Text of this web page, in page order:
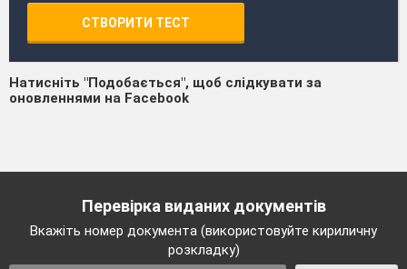
СТВОРИТИ ТЕСТ
Натисніть "Подобається", щоб слідкувати за
оновленнями на Facebook
Перевірка виданих документів
Вкажіть номер документа (використовуйте кириличну
розкладку)